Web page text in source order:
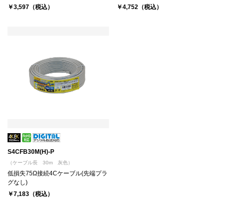
￥3,597（税込）
￥4,752（税込）
S4CFB30M(H)-P
（ケーブル長 30m 灰色）
低損失75Ω接続4Cケーブル(先端プラ
グなし)
￥7,183（税込）